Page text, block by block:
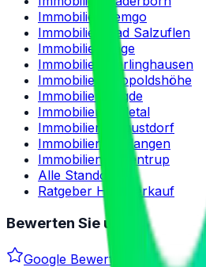
Immobilien Lemgo
Immobilien Bad Salzuflen
Immobilien Lage
Immobilien Oerlinghausen
Immobilien Leopoldshöhe
Immobilien Lügde
Immobilien Kalletal
Immobilien Augustdorf
Immobilien Schlangen
Immobilien Dörentrup
Alle Standorte
Ratgeber Hausverkauf
Bewerten Sie uns
Google Bewertung